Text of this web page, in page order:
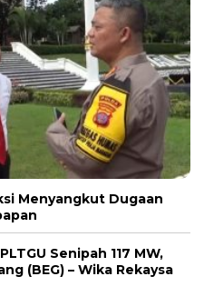
Menyangkut Dugaan
Senipah 117 MW,
(BEG) – Wika Rekaysa